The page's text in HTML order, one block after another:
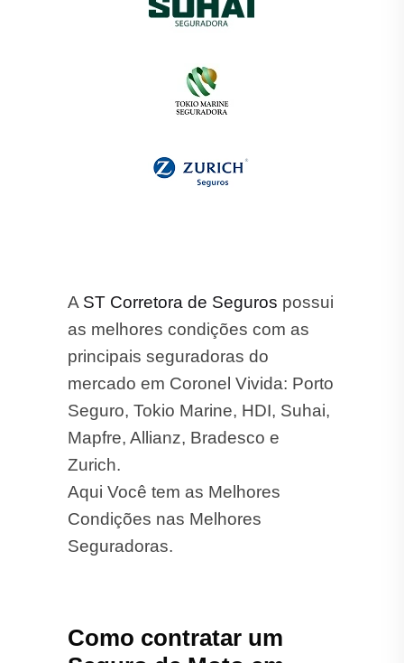
A ST Corretora de Seguros possui
as melhores condições com as
principais seguradoras do
mercado em Coronel Vivida: Porto
Seguro, Tokio Marine, HDI, Suhai,
Mapfre, Allianz, Bradesco e
Zurich.
Aqui Você tem as Melhores
Condições nas Melhores
Seguradoras.
Como contratar um